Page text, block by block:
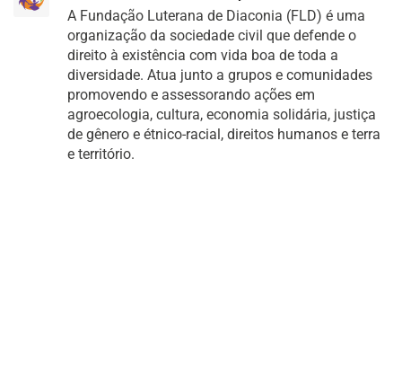
A Fundação Luterana de Diaconia (FLD) é uma
organização da sociedade civil que defende o
direito à existência com vida boa de toda a
diversidade. Atua junto a grupos e comunidades
promovendo e assessorando ações em
agroecologia, cultura, economia solidária, justiça
de gênero e étnico-racial, direitos humanos e terra
e território.